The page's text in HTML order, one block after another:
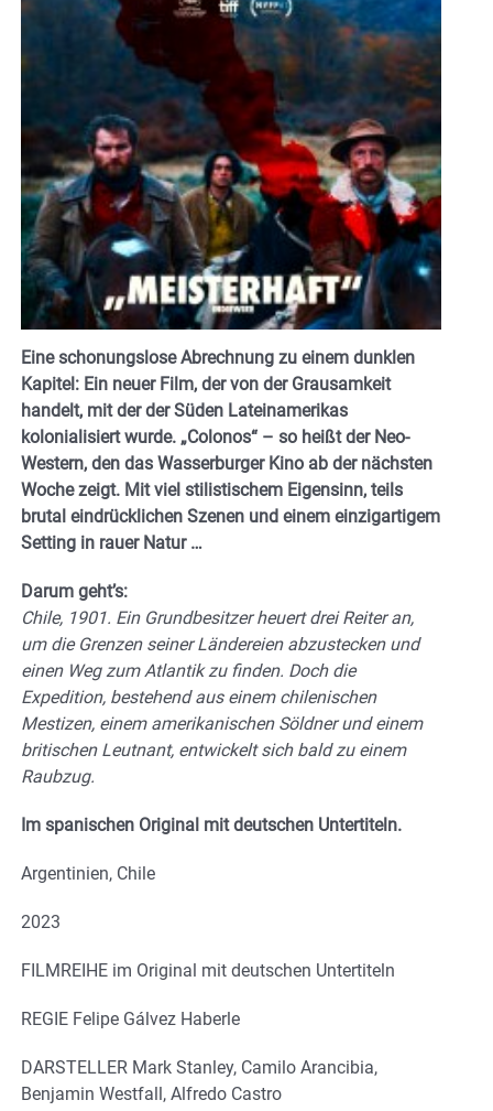
Eine schonungslose Abrechnung zu einem dunklen
Kapitel: Ein neuer Film, der von der Grausamkeit
handelt, mit der der Süden Lateinamerikas
kolonialisiert wurde. „Colonos“ – so heißt der Neo-
Western, den das Wasserburger Kino ab der nächsten
Woche zeigt. Mit viel stilistischem Eigensinn, teils
brutal eindrücklichen Szenen und einem einzigartigem
Setting in rauer Natur …
Darum geht’s:
Chile, 1901. Ein Grundbesitzer heuert drei Reiter an,
um die Grenzen seiner Ländereien abzustecken und
einen Weg zum Atlantik zu finden. Doch die
Expedition, bestehend aus einem chilenischen
Mestizen, einem amerikanischen Söldner und einem
britischen Leutnant, entwickelt sich bald zu einem
Raubzug.
Im spanischen Original mit deutschen Untertiteln.
Argentinien, Chile
2023
FILMREIHE im Original mit deutschen Untertiteln
REGIE Felipe Gálvez Haberle
DARSTELLER Mark Stanley, Camilo Arancibia,
Benjamin Westfall, Alfredo Castro